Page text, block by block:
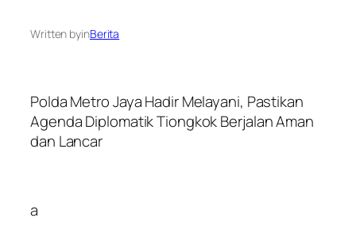
Written byinBerita
Polda Metro Jaya Hadir Melayani, Pastikan
Agenda Diplomatik Tiongkok Berjalan Aman
dan Lancar
a